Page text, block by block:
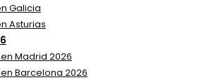
Galicia
Asturias
Madrid 2026
Barcelona 2026